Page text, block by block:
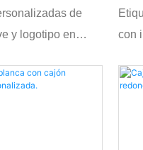
de
y logotipo en
con relieve
con